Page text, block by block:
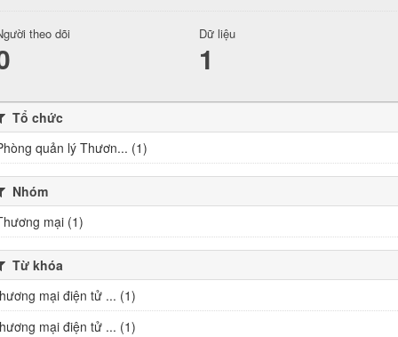
theo dõi Dữ liệu
1
Tổ chức
quản lý Thươn... (1)
Nhóm
mại (1)
Từ khóa
mại điện tử ... (1)
mại điện tử ... (1)